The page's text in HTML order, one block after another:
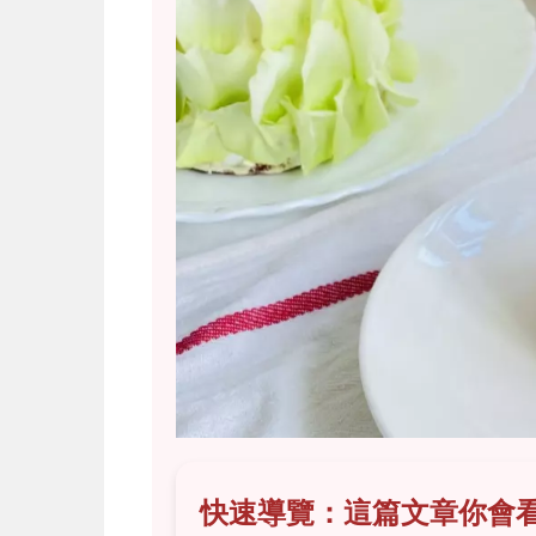
快速導覽：這篇文章你會